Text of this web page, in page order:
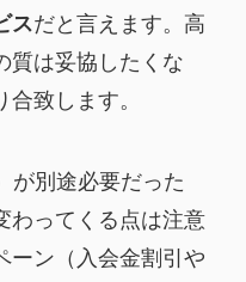
スだと言えます。高
質は妥協したくな
致します。
が別途必要だった
わってくる点は注意
ーン（入会金割引や